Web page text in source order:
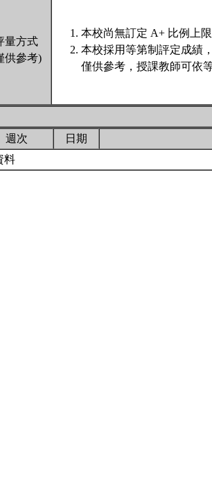
量方式
供參考)
本校尚無訂定 A+ 比例上
本校採用等第制評定成績
僅供參考，授課教師可依
週次
日期
料